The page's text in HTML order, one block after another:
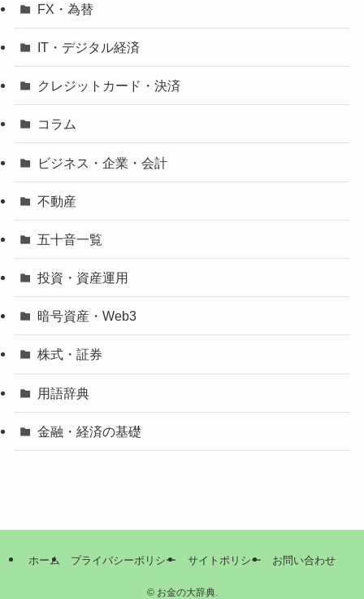
FX・為替
IT・デジタル経済
クレジットカード・決済
コラム
ビジネス・企業・会計
不動産
五十音一覧
投資・資産運用
暗号資産・Web3
株式・証券
用語辞典
金融・経済の基礎
ホーム プライバシーポリシー サイトポリシー お問い合わせ
©お金の大辞典.